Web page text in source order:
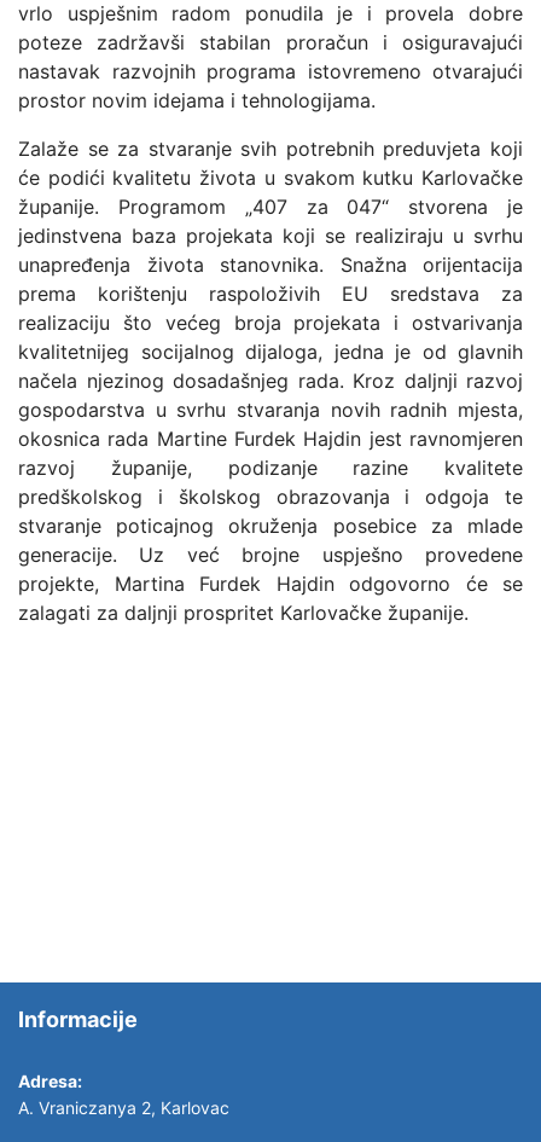
vrlo uspješnim radom ponudila je i provela dobre
poteze zadržavši stabilan proračun i osiguravajući
nastavak razvojnih programa istovremeno otvarajući
prostor novim idejama i tehnologijama.
Zalaže se za stvaranje svih potrebnih preduvjeta koji
će podići kvalitetu života u svakom kutku Karlovačke
županije. Programom „407 za 047“ stvorena je
jedinstvena baza projekata koji se realiziraju u svrhu
unapređenja života stanovnika. Snažna orijentacija
prema korištenju raspoloživih EU sredstava za
realizaciju što većeg broja projekata i ostvarivanja
kvalitetnijeg socijalnog dijaloga, jedna je od glavnih
načela njezinog dosadašnjeg rada. Kroz daljnji razvoj
gospodarstva u svrhu stvaranja novih radnih mjesta,
okosnica rada Martine Furdek Hajdin jest ravnomjeren
razvoj županije, podizanje razine kvalitete
predškolskog i školskog obrazovanja i odgoja te
stvaranje poticajnog okruženja posebice za mlade
generacije. Uz već brojne uspješno provedene
projekte, Martina Furdek Hajdin odgovorno će se
zalagati za daljnji prospritet Karlovačke županije.
Informacije
Adresa:
A. Vraniczanya 2, Karlovac